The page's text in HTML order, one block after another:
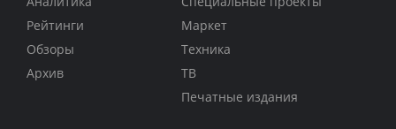
Рейтинги
Обзоры
Архив
Маркет
Техника
ТВ
Печатные издания